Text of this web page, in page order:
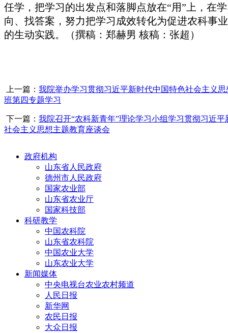
任学，把学习的出发点和落脚点放在“用”上，在
向、找答案， 努力把学习成效转化为促进农科事
的生动实践。（撰稿：郑赫男 核稿：张超）
上一篇： 我院举办学习贯彻习近平新时代中国特色社会主义
班第四专题学习
下一篇： 我院召开“农科新青年”理论学习小组学习贯彻习近
社会主义思想主题教育座谈会
政府机构
山东省人民政府
德州市人民政府
国家农业部
山东省农业厅
国家科技部
科研教学
中国农科院
山东省农科院
中国农业大学
山东农业大学
新闻媒体
中央电视台农业农村频道
人民日报
新华网
农民日报
大众日报